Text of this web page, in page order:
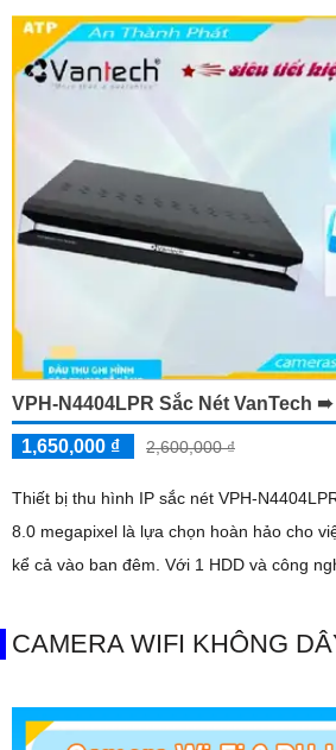
VPH-N4404LPR Sắc Nét VanTech ➠
1,650,000 ₫ 2,600,000 ₫
Thiết bị thu hình IP sắc nét VPH-
8.0 megapixel là lựa chọn hoàn hảo cho
kể cả vào ban đêm. Với 1 HDD và
CAMERA WIFI KHÔNG